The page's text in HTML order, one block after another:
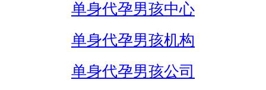
单身代孕男孩中心
单身代孕男孩机构
单身代孕男孩公司